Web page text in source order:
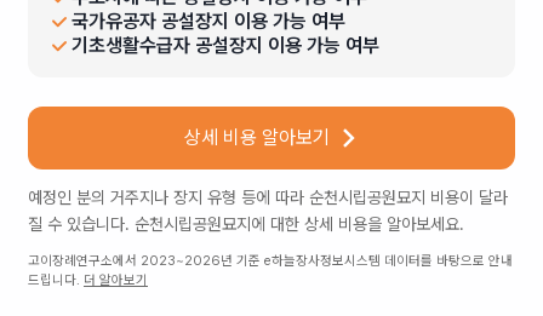
국가유공자 공설장지 이용 가능 여부
기초생활수급자 공설장지 이용 가능 여부
상세 비용 알아보기
예정인 분의 거주지나 장지 유형 등에 따라 순천시립공원묘지 비용이 달라
질 수 있습니다. 순천시립공원묘지 에 대한 상세 비용을 알아보세요.
고이장례연구소에서 2023~2026년 기준 e하늘장사정보시스템 데이터를 바탕으로 안내
드립니다. 더 알아보기